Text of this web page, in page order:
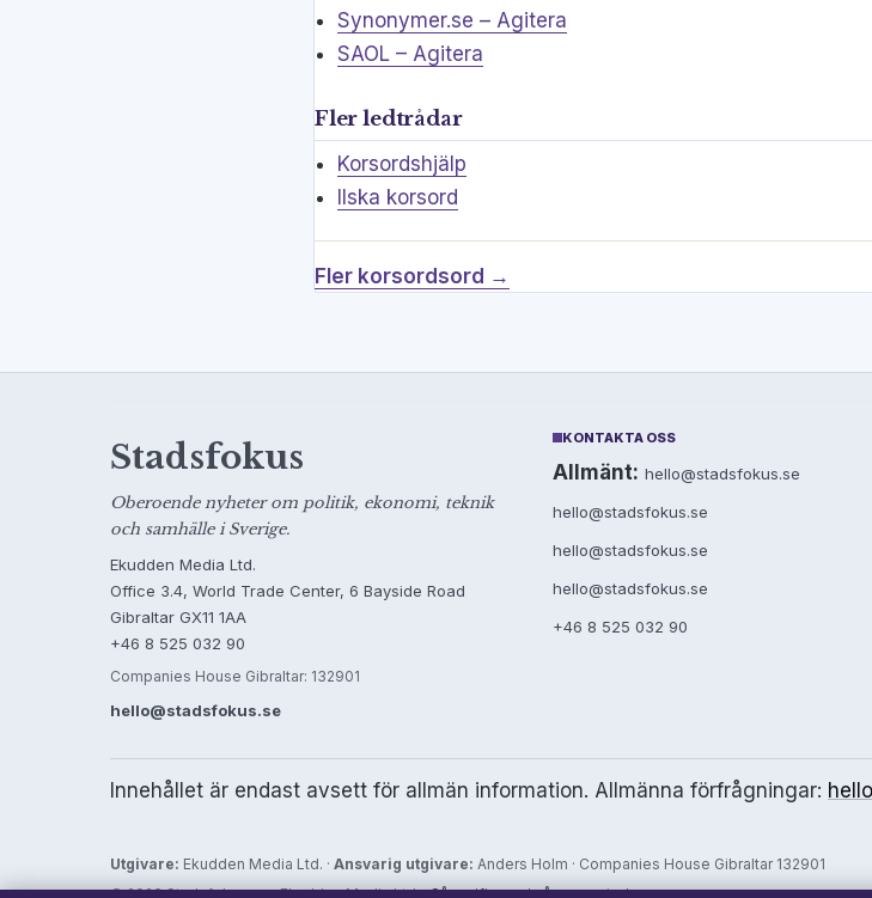
Synonymer.se – Agitera
SAOL – Agitera
Fler ledtrådar
Korsordshjälp
Ilska korsord
Fler korsordsord →
Stadsfokus
Oberoende nyheter om politik, ekonomi, teknik
och samhälle i Sverige.
Ekudden Media Ltd.
Office 3.4, World Trade Center, 6 Bayside Road
Gibraltar GX11 1AA
+46 8 525 032 90
Companies House Gibraltar: 132901
hello@stadsfokus.se
KONTAKTA OSS
Allmänt: hello@stadsfokus.se
hello@stadsfokus.se
hello@stadsfokus.se
hello@stadsfokus.se
+46 8 525 032 90
Innehållet är endast avsett för allmän information. Allmänna förfrågningar:
Utgivare: Ekudden Media Ltd. · Ansvarig utgivare: Anders Holm · Companies House Gibraltar 132901
© 2026 Stadsfokus.se · Ekudden Media Ltd. ·Så verifierar vi vår rapportering